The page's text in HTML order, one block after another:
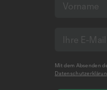
Mit dem Absenden